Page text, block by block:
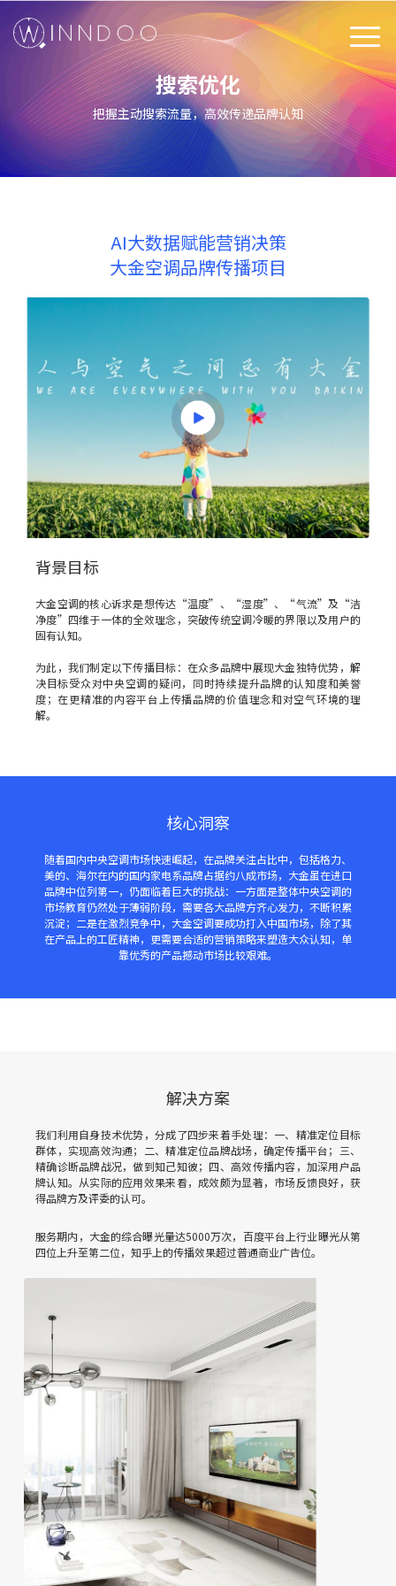
+
搜索优化
把握主动搜索流量，高效传递品牌认知
AI大数据赋能营销决策
大金空调品牌传播项目
背景目标
大金空调的核心诉求是想传达“温度”、“湿度”、“气流”及“洁
净度”四维于一体的全效理念，突破传统空调冷暖的界限以及用户的
固有认知。
为此，我们制定以下传播目标：在众多品牌中展现大金独特优势，解
决目标受众对中央空调的疑问，同时持续提升品牌的认知度和美誉
度；在更精准的内容平台上传播品牌的价值理念和对空气环境的理
解。
核心洞察
随着国内中央空调市场快速崛起，在品牌关注占比中，包括格力、
美的、海尔在内的国内家电系品牌占据约八成市场，大金虽在进口
品牌中位列第一，仍面临着巨大的挑战：一方面是整体中央空调的
市场教育仍然处于薄弱阶段，需要各大品牌方齐心发力，不断积累
沉淀；二是在激烈竞争中，大金空调要成功打入中国市场，除了其
在产品上的工匠精神，更需要合适的营销策略来塑造大众认知，单
靠优秀的产品撼动市场比较艰难。
解决方案
我们利用自身技术优势，分成了四步来着手处理：一、精准定位目标
群体，实现高效沟通；二、精准定位品牌战场，确定传播平台；三、
精确诊断品牌战况，做到知己知彼；四、高效传播内容，加深用户品
牌认知。从实际的应用效果来看，成效颇为显著，市场反馈良好，获
得品牌方及评委的认可。
服务期内，大金的综合曝光量达5000万次，百度平台上行业曝光从第
四位上升至第二位，知乎上的传播效果超过普通商业广告位。